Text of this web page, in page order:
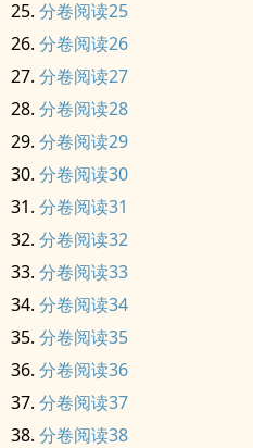
分卷阅读25
分卷阅读26
分卷阅读27
分卷阅读28
分卷阅读29
分卷阅读30
分卷阅读31
分卷阅读32
分卷阅读33
分卷阅读34
分卷阅读35
分卷阅读36
分卷阅读37
分卷阅读38